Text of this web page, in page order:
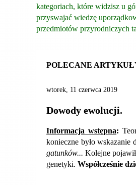
kategoriach, które widzisz u
przyswajać wiedzę
przedmiotów przyrodniczych
POLECANE
wtorek, 11 czerwca 2019
Dowody ewolucji.
Informacja wstępna:
konieczne było
gatunków...Kolejne
genetyki. Współcześnie